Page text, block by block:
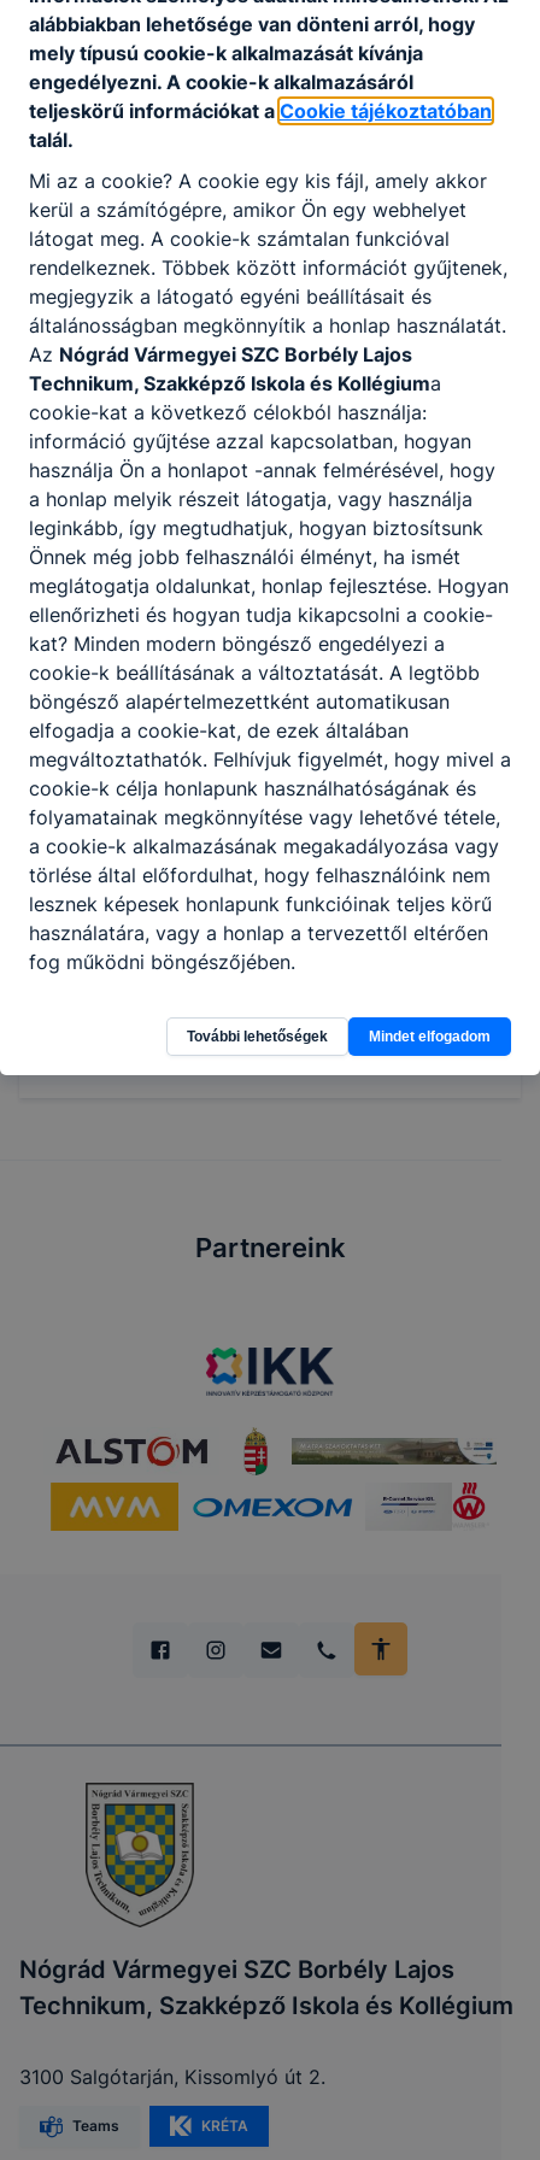
A SZAKKÉPZETTSÉGGEL RENDELKEZŐ
képes a kozmetikai szalon működésének
jogszabályok szerinti működtetésére;
kozmetikai alap és kiegészítő műveleteket
végez, manuális és gépi módszerekkel;
diagnosztizál, kezelési tervet állít össze,
kozmetikus által kezelhető kozmetikai
hibákat kezel;
professzionális kozmetikumokkal dolgozik,
azok alap- és hatóanyagait ismeri,
kiválasztja a bőrtípusnak és az általa
kezelhető rendellenességnek megfelelő
készítményt;
tanácsot ad az otthoni bőrápolással
kapcsolatban;
speciális arc- és testkezelést végez;
megismeri a legújabb szakmai
újdonságokat, rendszeresen
továbbképzéseken vesz részt;
testkezelést végez manuálisan
(testtekercselés, pakolások felhelyezése,
testmasszázs);
különböző test- és arcfestési technikákat
alkalmaz;
smink-technikákat alkalmaz;
eszközfertőtlenítést végez a
szolgáltatáshoz alkalmazott eszközök
esetében.
Partnereink
Nógrád Vármegyei SZC Borbély Lajos
Technikum, Szakképző Iskola és Kollégium
3100 Salgótarján, Kissomlyó út 2.
Teams KRÉTA
alábbiakban lehetősége van dönteni arról, hogy
mely típusú cookie-k alkalmazását kívánja
engedélyezni. A cookie-k alkalmazásáról
teljeskörű információkat a Cookie tájékoztatóban
talál.
Mi az a cookie? A cookie egy kis fájl, amely akkor
kerül a számítógépre, amikor Ön egy webhelyet
látogat meg. A cookie-k számtalan funkcióval
rendelkeznek. Többek között információt gyűjtenek,
megjegyzik a látogató egyéni beállításait és
általánosságban megkönnyítik a honlap használatát.
Az Nógrád Vármegyei SZC Borbély Lajos
Technikum, Szakképző Iskola és Kollégiuma
cookie-kat a következő célokból használja:
információ gyűjtése azzal kapcsolatban, hogyan
használja Ön a honlapot -annak felmérésével, hogy
a honlap melyik részeit látogatja, vagy használja
leginkább, így megtudhatjuk, hogyan biztosítsunk
Önnek még jobb felhasználói élményt, ha ismét
meglátogatja oldalunkat, honlap fejlesztése. Hogyan
ellenőrizheti és hogyan tudja kikapcsolni a cookie-
kat? Minden modern böngésző engedélyezi a
cookie-k beállításának a változtatását. A legtöbb
böngésző alapértelmezettként automatikusan
elfogadja a cookie-kat, de ezek általában
megváltoztathatók. Felhívjuk figyelmét, hogy mivel a
cookie-k célja honlapunk használhatóságának és
folyamatainak megkönnyítése vagy lehetővé tétele,
a cookie-k alkalmazásának megakadályozása vagy
törlése által előfordulhat, hogy felhasználóink nem
lesznek képesek honlapunk funkcióinak teljes körű
használatára, vagy a honlap a tervezettől eltérően
fog működni böngészőjében.
További lehetőségek Mindet elfogadom